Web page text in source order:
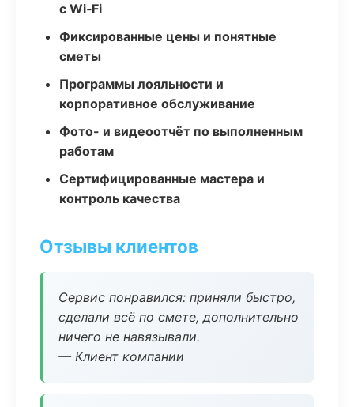
с Wi‑Fi
Фиксированные цены и понятные
сметы
Программы лояльности и
корпоративное обслуживание
Фото- и видеоотчёт по выполненным
работам
Сертифицированные мастера и
контроль качества
Отзывы клиентов
Сервис понравился: приняли быстро,
сделали всё по смете, дополнительно
ничего не навязывали.
— Клиент компании